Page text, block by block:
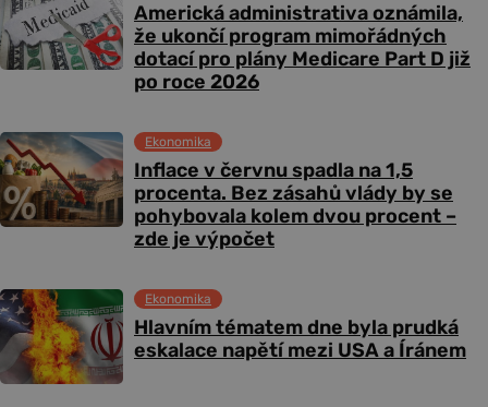
Americká administrativa oznámila,
že ukončí program mimořádných
dotací pro plány Medicare Part D již
po roce 2026
Inflace v červnu spadla na 1,5
procenta. Bez zásahů vlády by se
pohybovala kolem dvou procent –
zde je výpočet
Ekonomika
Hlavním tématem dne byla prudká
eskalace napětí mezi USA a Íránem
Ekonomika